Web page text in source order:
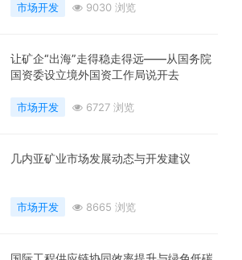
市场开发 9030 浏览
让矿企“出海”走得稳走得远——从国务院
国资委设立境外国资工作局说开去
市场开发 6727 浏览
几内亚矿业市场发展动态与开发建议
市场开发 8665 浏览